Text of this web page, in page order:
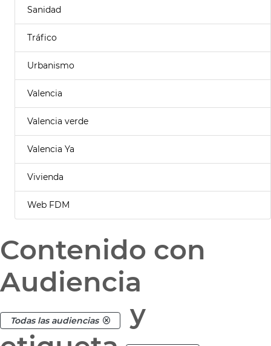
Sanidad
Tráfico
Urbanismo
Valencia
Valencia verde
Valencia Ya
Vivienda
Web FDM
Contenido con
Audiencia
Todas las audiencias
y